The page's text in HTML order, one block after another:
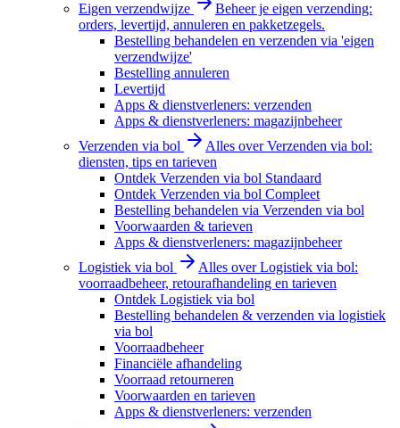
Eigen verzendwijze
Beheer je eigen verzending:
orders, levertijd, annuleren en pakketzegels.
Bestelling behandelen en verzenden via 'eigen
verzendwijze'
Bestelling annuleren
Levertijd
Apps & dienstverleners: verzenden
Apps & dienstverleners: magazijnbeheer
Verzenden via bol
Alles over Verzenden via bol:
diensten, tips en tarieven
Ontdek Verzenden via bol Standaard
Ontdek Verzenden via bol Compleet
Bestelling behandelen via Verzenden via bol
Voorwaarden & tarieven
Apps & dienstverleners: magazijnbeheer
Logistiek via bol
Alles over Logistiek via bol:
voorraadbeheer, retourafhandeling en tarieven
Ontdek Logistiek via bol
Bestelling behandelen & verzenden via logistiek
via bol
Voorraadbeheer
Financiële afhandeling
Voorraad retourneren
Voorwaarden en tarieven
Apps & dienstverleners: verzenden